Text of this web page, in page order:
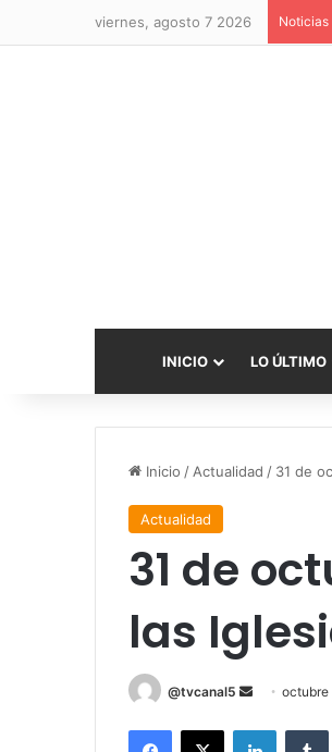
viernes, agosto 7 2026 Noticias
INICIO LO ÚLTIMO
Inicio / Actualidad / 31 de
Actualidad
31 de
las
@tvcanal5
Send
email
octubre
Facebook
X LinkedIn